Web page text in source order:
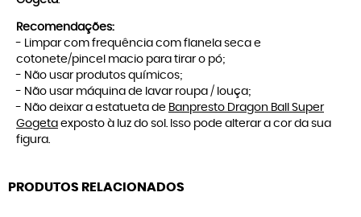
Recomendações:
- Limpar com frequência com flanela seca e
cotonete/pincel macio para tirar o pó;
- Não usar produtos químicos;
- Não usar máquina de lavar roupa / louça;
- Não deixar a estatueta de Banpresto Dragon Ball Super
Gogeta exposto à luz do sol. Isso pode alterar a cor da sua
figura.
PRODUTOS RELACIONADOS